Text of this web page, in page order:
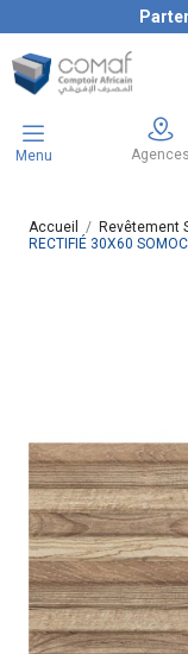
Menu Agences
Accueil Revêtement
RECTIFIÉ 30X60